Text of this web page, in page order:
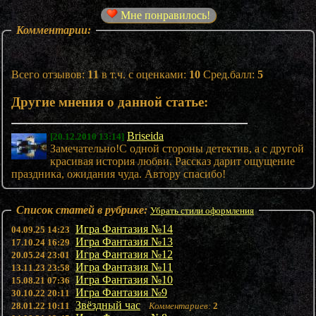
Мне понравилось!
Комментарии:
Всего отзывов:11 в т.ч. с оценками:10 Сред.балл: 5
Другие мнения о данной статье:
[20.12.2010 13:14] Briseida
Замечательно!С одной стороны детектив, а с другой
красивая история любви. Рассказ дарит ощущение
праздника, ожидания чуда. Автору спасибо!
Список статей в рубрике: Убрать стили оформления
04.09.25 14:23 Игра Фантазия №14
17.10.24 16:29 Игра Фантазия №13
20.05.24 23:01 Игра Фантазия №12
13.11.23 23:58 Игра Фантазия №11
15.08.21 07:36 Игра Фантазия №10
30.10.22 20:11 Игра Фантазия №9
28.01.22 10:11 Звёздный час Комментариев: 2